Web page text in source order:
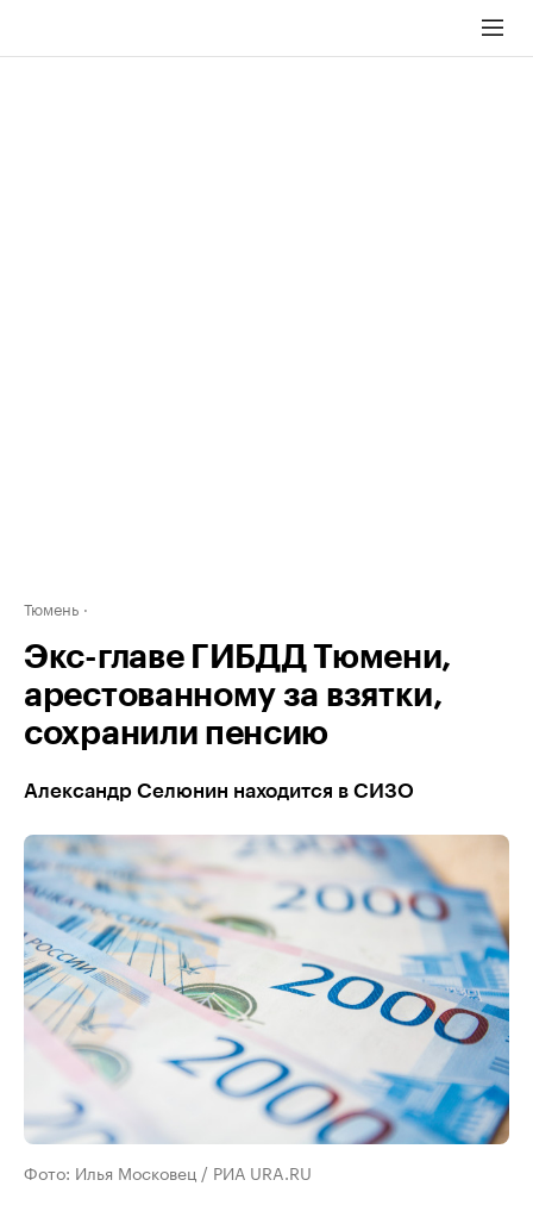
Тюмень
Экс-главе ГИБДД Тюмени,
арестованному за взятки,
сохранили пенсию
Александр Селюнин находится в СИЗО
Фото: Илья Московец / РИА URA.RU